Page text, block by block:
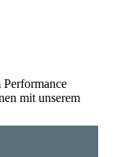
mit unserem